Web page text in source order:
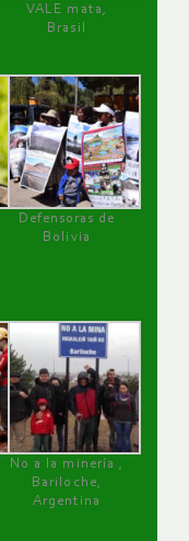
VALE mata,
Brasil
Defensoras de
Bolivia
No a la minería ,
Bariloche,
Argentina